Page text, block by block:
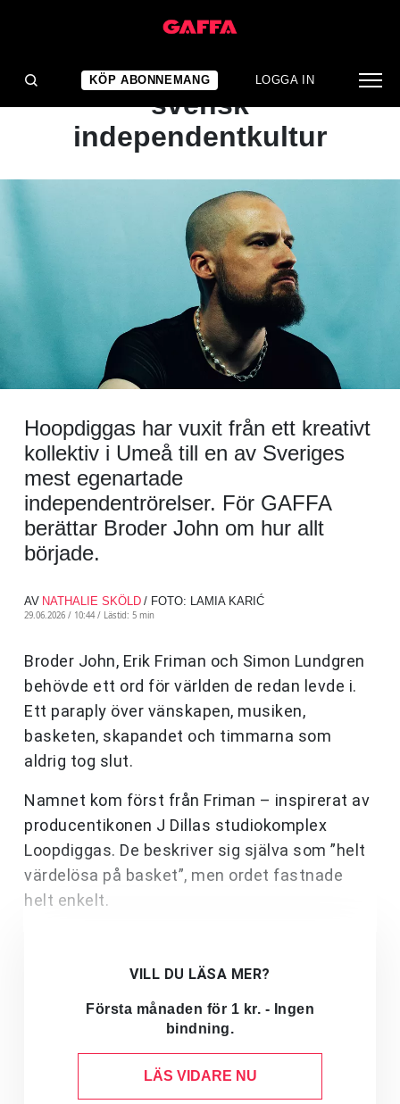
KÖP ABONNEMANG LOGGA IN
INTERVJU
Rörelsen som förändrade
svensk
independentkultur
Hoopdiggas har vuxit från ett kreativt
kollektiv i Umeå till en av Sveriges
mest egenartade
independentrörelser. För GAFFA
berättar Broder John om hur allt
började.
AV NATHALIE SKÖLD / FOTO: LAMIA KARIĆ
29.06.2026 / 10:44 / Lästid: 5 min
Broder John, Erik Friman och Simon Lundgren
behövde ett ord för världen de redan levde i.
Ett paraply över vänskapen, musiken,
basketen, skapandet och timmarna som
aldrig tog slut.
Namnet kom först från Friman – inspirerat av
producentikonen J Dillas studiokomplex
Loopdiggas. De beskriver sig själva som ”helt
värdelösa på basket”, men ordet fastnade
helt enkelt.
VILL DU LÄSA MER?
Första månaden för 1 kr. - Ingen
bindning.
LÄS VIDARE NU